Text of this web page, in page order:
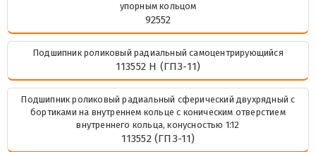
упорным кольцом
92552
Подшипник роликовый радиальный самоцентрирующийся
113552 Н (ГПЗ-11)
Подшипник роликовый радиальный сферический двухрядный с
бортиками на внутреннем кольце с коническим отверстием
внутреннего кольца, конусностью 1:12
113552 (ГПЗ-11)